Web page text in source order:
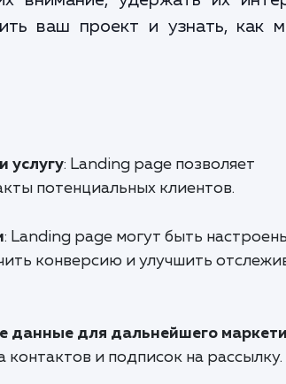
ваш проект и узнать, как
услугу: Landing page позволяет
потенциальных клиентов.
: Landing page могут быть
конверсию и улучшить
данные для дальнейшего
и подписок на рассылку.